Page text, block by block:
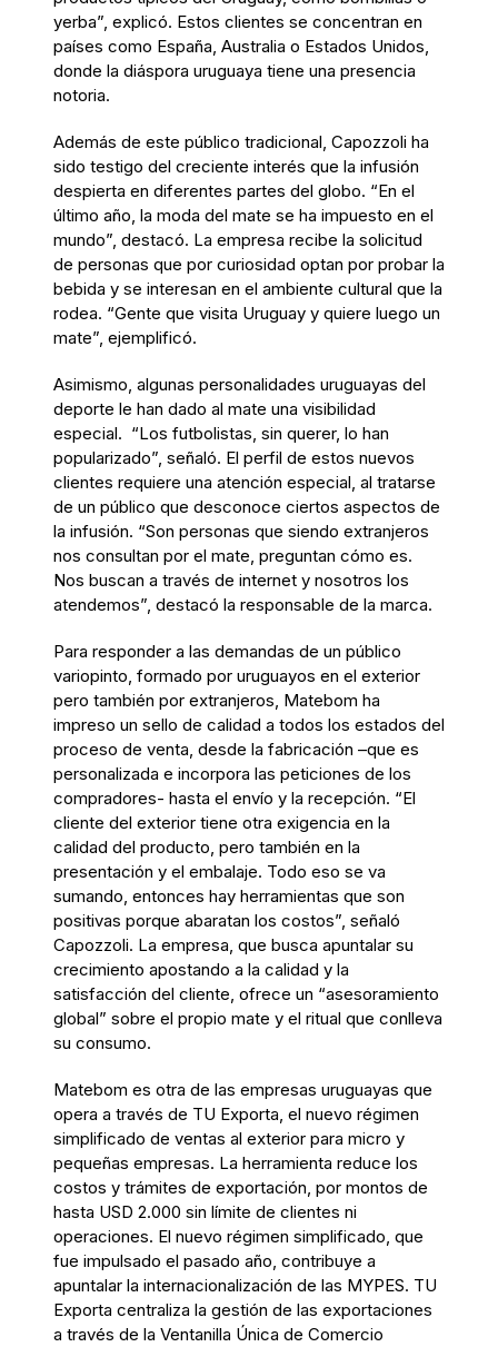
yerba”, explicó. Estos clientes se concentran en
países como España, Australia o Estados Unidos,
donde la diáspora uruguaya tiene una presencia
notoria.
Además de este público tradicional, Capozzoli ha
sido testigo del creciente interés que la infusión
despierta en diferentes partes del globo. “En el
último año, la moda del mate se ha impuesto en el
mundo”, destacó. La empresa recibe la solicitud
de personas que por curiosidad optan por probar la
bebida y se interesan en el ambiente cultural que la
rodea. “Gente que visita Uruguay y quiere luego un
mate”, ejemplificó.
Asimismo, algunas personalidades uruguayas del
deporte le han dado al mate una visibilidad
especial. “Los futbolistas, sin querer, lo han
popularizado”, señaló. El perfil de estos nuevos
clientes requiere una atención especial, al tratarse
de un público que desconoce ciertos aspectos de
la infusión. “Son personas que siendo extranjeros
nos consultan por el mate, preguntan cómo es.
Nos buscan a través de internet y nosotros los
atendemos”, destacó la responsable de la marca.
Para responder a las demandas de un público
variopinto, formado por uruguayos en el exterior
pero también por extranjeros, Matebom ha
impreso un sello de calidad a todos los estados del
proceso de venta, desde la fabricación –que es
personalizada e incorpora las peticiones de los
compradores- hasta el envío y la recepción. “El
cliente del exterior tiene otra exigencia en la
calidad del producto, pero también en la
presentación y el embalaje. Todo eso se va
sumando, entonces hay herramientas que son
positivas porque abaratan los costos”, señaló
Capozzoli. La empresa, que busca apuntalar su
crecimiento apostando a la calidad y la
satisfacción del cliente, ofrece un “asesoramiento
global” sobre el propio mate y el ritual que conlleva
su consumo.
Matebom es otra de las empresas uruguayas que
opera a través de TU Exporta, el nuevo régimen
simplificado de ventas al exterior para micro y
pequeñas empresas. La herramienta reduce los
costos y trámites de exportación, por montos de
hasta USD 2.000 sin límite de clientes ni
operaciones. El nuevo régimen simplificado, que
fue impulsado el pasado año, contribuye a
apuntalar la internacionalización de las MYPES. TU
Exporta centraliza la gestión de las exportaciones
a través de la Ventanilla Única de Comercio